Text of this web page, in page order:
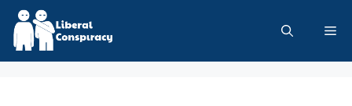
Skip
content